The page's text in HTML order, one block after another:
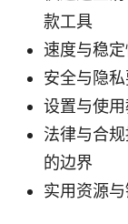
款工具
速度与稳
安全与隐
设置与使
法律与合
的边界
实用资源